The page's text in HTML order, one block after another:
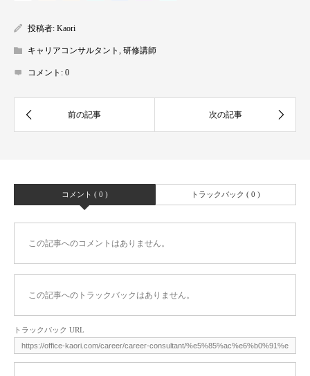
投稿者: Kaori
キャリアコンサルタント 研修講師
コメント: 0
コメント ( 0 ) トラックバック ( 0 )
この記事へのコメントはありません。
この記事へのトラックバックはありません。
トラックバック URL